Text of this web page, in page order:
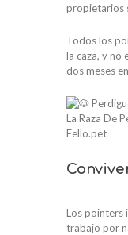
propietarios
Todos los
la caza, y no
dos meses
Los pointers
trabajo por